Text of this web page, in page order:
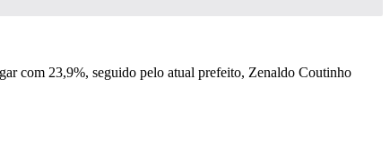
com 23,9%, seguido pelo atual prefeito, Zenaldo Coutinho